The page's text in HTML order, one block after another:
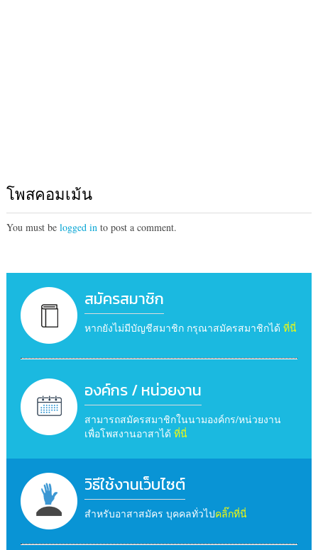
โพสคอมเม้น
You must be logged into post a comment.
สมัครสมาชิก
หากยังไม่มีบัญชีสมาชิก กรุณาสมัครสมาชิกได้ ที่นี่
องค์กร / หน่วยงาน
สามารถสมัครสมาชิกในนามองค์กร/หน่วยงาน
เพื่อโพสงานอาสาได้ ที่นี่
วิธีใช้งานเว็บไซต์
สำหรับอาสาสมัคร บุคคลทั่วไปคลิ๊กที่นี่